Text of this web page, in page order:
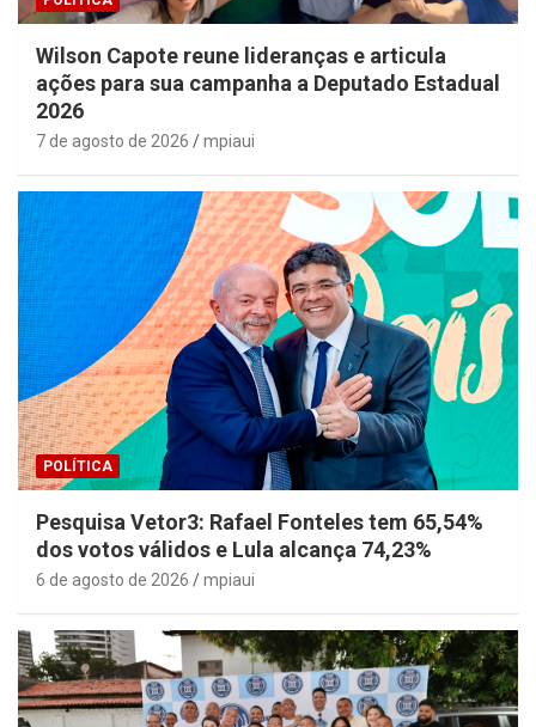
Wilson Capote reune lideranças e articula
ações para sua campanha a Deputado Estadual
2026
7 de agosto de 2026 mpiaui
POLÍTICA
Pesquisa Vetor3: Rafael Fonteles tem 65,54%
dos votos válidos e Lula alcança 74,23%
6 de agosto de 2026 mpiaui